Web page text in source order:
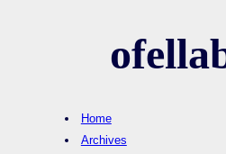
Home
Archives